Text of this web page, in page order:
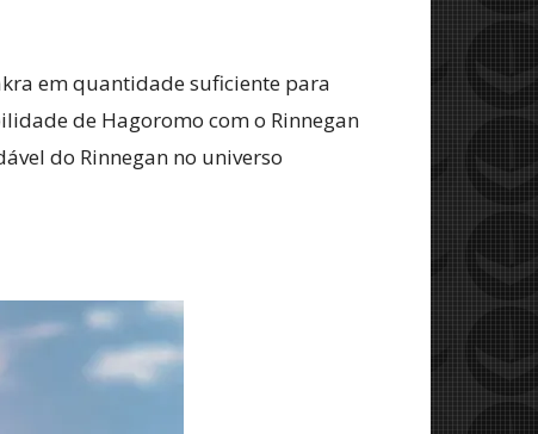
em quantidade suficiente para
de Hagoromo com o Rinnegan
do Rinnegan no universo